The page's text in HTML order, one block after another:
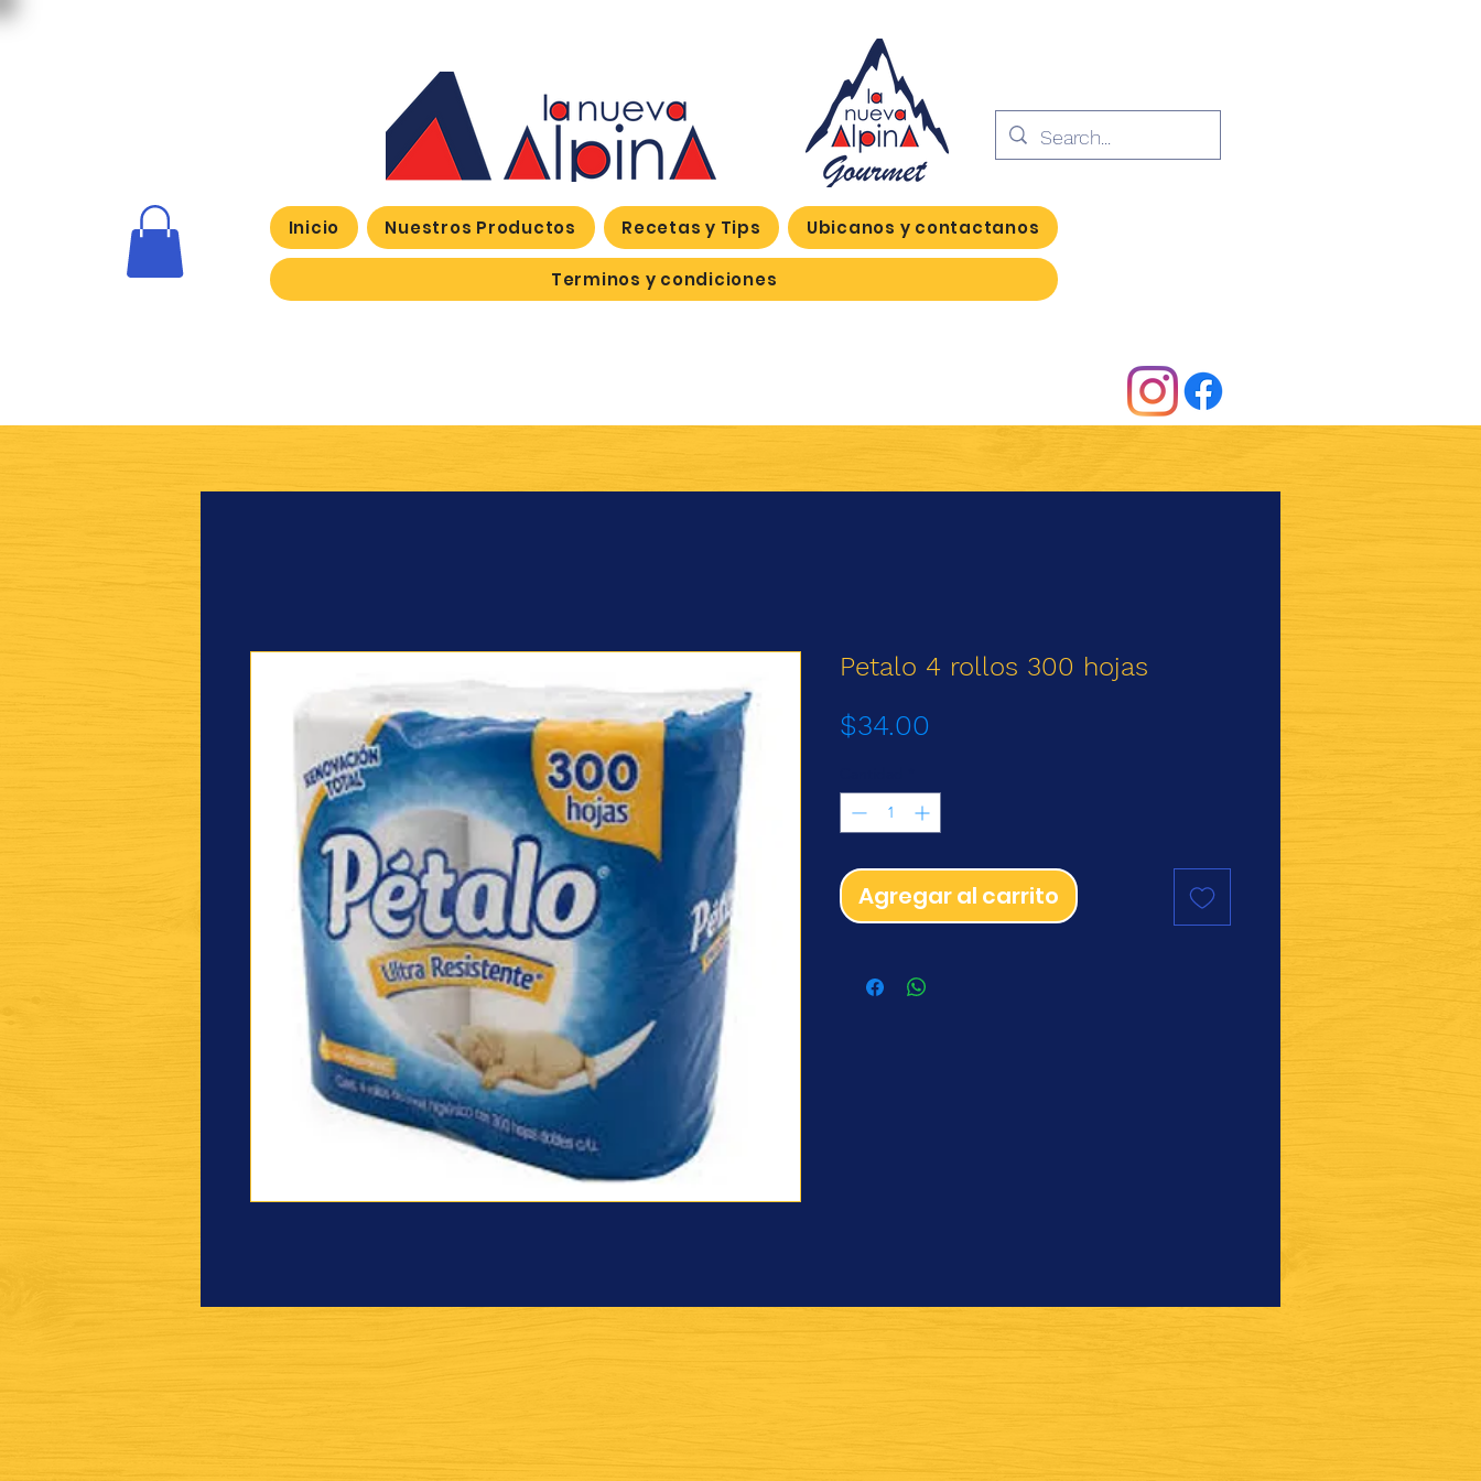
Inicio Nuestros Productos Recetas y Tips Ubicanos y contactanos
Terminos y condiciones
Petalo 4 rollos 300 hojas
$34.00
Agregar al carrito